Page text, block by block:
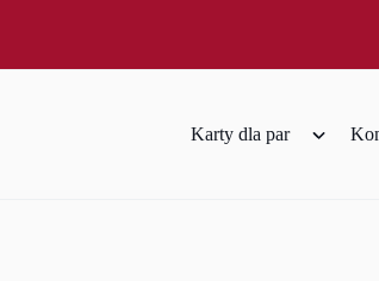
Karty dla par